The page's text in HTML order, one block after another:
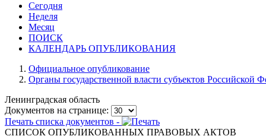
Сегодня
Неделя
Месяц
ПОИСК
КАЛЕНДАРЬ ОПУБЛИКОВАНИЯ
Официальное опубликование
Органы государственной власти субъектов Российской
Ленинградская область
Документов на странице:
Печать списка документов -
СПИСОК ОПУБЛИКОВАННЫХ ПРАВОВЫХ АКТОВ